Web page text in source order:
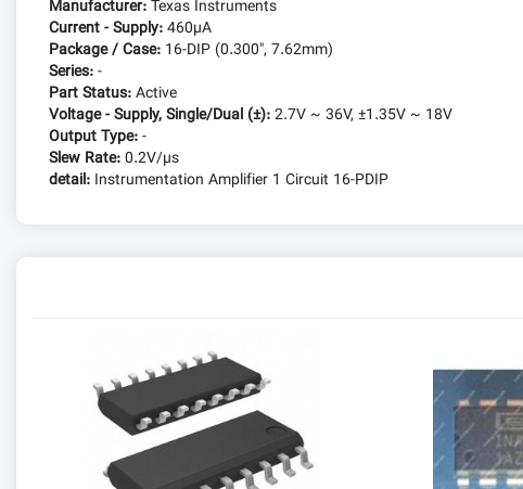
Manufacturer:Texas Instruments
Current - Supply:460µA
Package / Case: 16-DIP (0.300", 7.62mm)
Series:-
Part Status:Active
Voltage - Supply, Single/Dual (±):2.7V ~ 36V, ±1.35V ~ 18V
Output Type:-
Slew Rate:0.2V/µs
detail: Instrumentation Amplifier 1 Circuit 16-PDIP